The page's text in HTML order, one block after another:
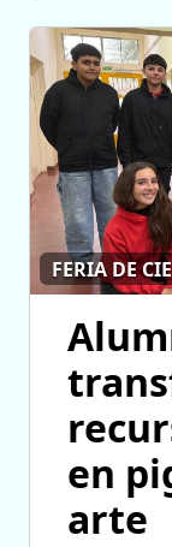
FERIA DE
en
arte